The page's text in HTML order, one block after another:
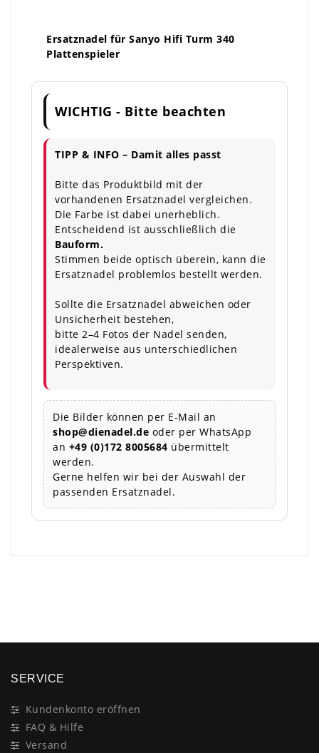
Ersatznadel für Sanyo Hifi Turm 340
Plattenspieler
WICHTIG - Bitte beachten
TIPP & INFO – Damit alles passt
Bitte das Produktbild mit der
vorhandenen Ersatznadel vergleichen.
Die Farbe ist dabei unerheblich.
Entscheidend ist ausschließlich die
Bauform.
Stimmen beide optisch überein, kann die
Ersatznadel problemlos bestellt werden.
Sollte die Ersatznadel abweichen oder
Unsicherheit bestehen,
bitte 2–4 Fotos der Nadel senden,
idealerweise aus unterschiedlichen
Perspektiven.
Die Bilder können per E-Mail an
shop@dienadel.de oder per WhatsApp
an +49 (0)172 8005684 übermittelt
werden.
Gerne helfen wir bei der Auswahl der
passenden Ersatznadel.
SERVICE
Kundenkonto eröffnen
FAQ & Hilfe
Versand